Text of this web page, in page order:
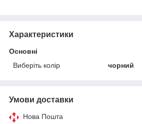
Характеристики
Основні
Виберіть колір
чорний
Умови доставки
Нова Пошта